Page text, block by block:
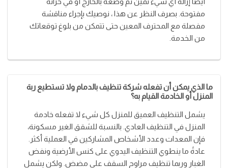
مفتوحة. بصرف النظر عن هذا ، نوصيك بإجراء مناقشة
مفصلة مع المحترف المعين حتى تتمكن من بلوغ توقعاتك
من الخدمة.
ما الذي يمكن أن تفعله شركة تنظيف بالدمام ولا تستطيع ربة
المنزل أو الخادمة القيام به؟
يشمل التنظيف العميق للمنزل كل شيء لا تفعله خادمة
المنزل في التنظيف العادي. بالنسبة للشقق الغير مسكونة،
فإن المعدات وعدد الأشخاص المشاركين في العملية أكثر.
عادةً ما ينطوي التنظيف اليدوي على كنس الأرضية ونفض
الغبار وربما تنظيف مراوح السقف على مضض. ولكن يشمل